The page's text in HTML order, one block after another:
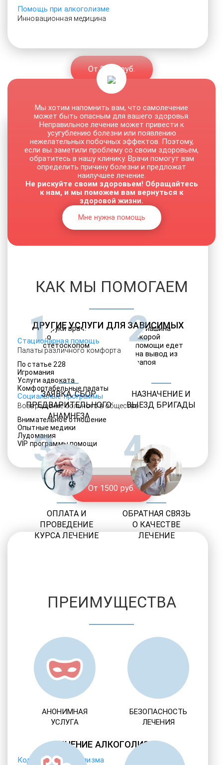
Помощь при алкоголизме
Инновационная медицина
От 2500 руб.
ДРУГИЕ УСЛУГИ ДЛЯ ЗАВИСИМЫХ
Стационарная помощь
Палаты различного комфорта
По статье 228
Игромания
Услуги адвоката
Комфортабельные палаты
Социальные программы
Возвращение больного в общество
Внимательное отношение
Опытные медики
Лудомания
VIP программы помощи
От 1500 руб.
ЛЕЧЕНИЕ АЛКОГОЛИЗМА
Кодировка алкоголизма
Мы хотим напомнить вам, что самолечение
может быть опасным для вашего здоровья.
Неправильное лечение может привести к
усугублению болезни или появлению
нежелательных побочных эффектов. Поэтому,
если вы заметили проблему со своим здоровьем,
обратитесь в нашу клинику. Врачи помогут вам
определить причину болезни и предложат
наилучшее лечение.
Не рискуйте своим здоровьем! Обращайтесь
к нам, и мы поможем вам вернуться к
здоровой жизни.
Мне нужна помощь
КАК МЫ ПОМОГАЕМ
1
ЗАЯВКА, СБОР
ПРЕДВАРИТЕЛЬНОГО
АНАМНЕЗА
2
НАЗНАЧЕНИЕ И
ВЫЕЗД БРИГАДЫ
3
ОПЛАТА И
ПРОВЕДЕНИЕ
КУРСА ЛЕЧЕНИЕ
4
ОБРАТНАЯ СВЯЗЬ
О КАЧЕСТВЕ
ЛЕЧЕНИЕ
ПРЕИМУЩЕСТВА
АНОНИМНАЯ
УСЛУГА
БЕЗОПАСНОСТЬ
ЛЕЧЕНИЯ